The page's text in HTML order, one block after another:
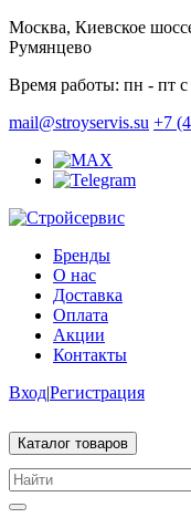
Москва, Киевское
Румянцево
Время работы: пн - пт
mail@stroyservis.su +7
Бренды
О нас
Доставка
Оплата
Акции
Контакты
Вход|Регистрация
Каталог товаров